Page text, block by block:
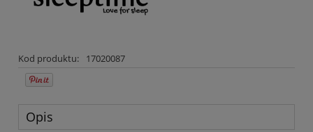
Kod produktu: 17020087
Opis